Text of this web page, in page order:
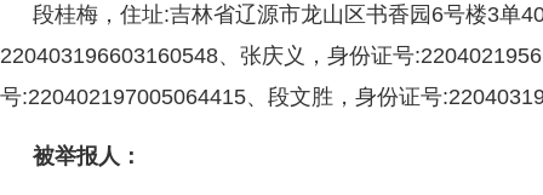
段桂梅，住址:吉林省辽源市龙山区书香园6号楼3单
220403196603160548、张庆义，身份证号
号:220402197005064415、段文胜，身份证号
被举报人：